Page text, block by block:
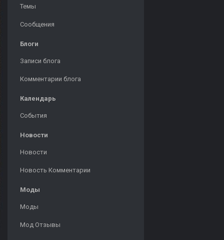
Темы
Сообщения
Блоги
Записи блога
Комментарии блога
Календарь
События
Новости
Новости
Новость Комментарии
Моды
Моды
Мод Отзывы